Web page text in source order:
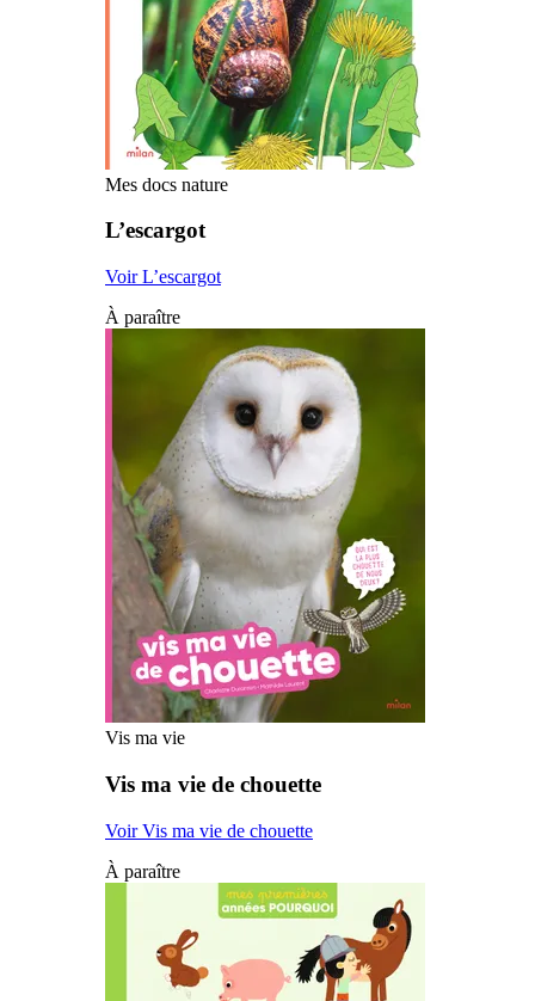
Mes docs nature
L’escargot
Voir L’escargot
À paraître
Vis ma vie
Vis ma vie de chouette
Voir Vis ma vie de chouette
À paraître